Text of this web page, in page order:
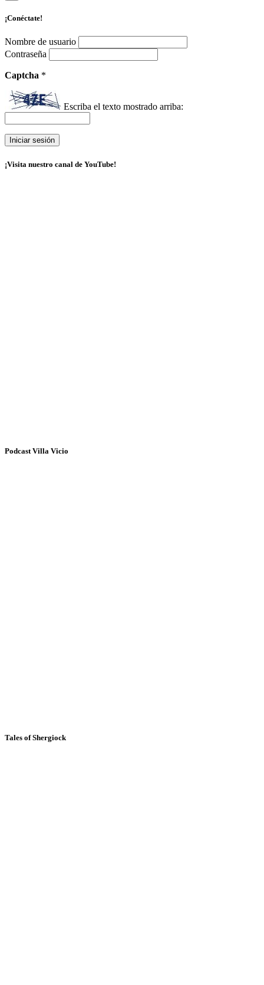
¡Conéctate!
Nombre de usuario
Contraseña
Captcha *
Escriba el texto mostrado arriba:
¡Visita nuestro canal de YouTube!
Podcast Villa Vicio
Tales of Shergiock